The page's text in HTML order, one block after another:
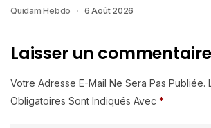
Quidam Hebdo 6 Août 2026
Laisser un commentaire
Votre Adresse E-Mail Ne Sera Pas Publiée.
Obligatoires Sont Indiqués Avec *